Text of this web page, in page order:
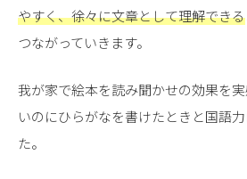
やすく、徐々に文章として理解できる
つながっていきます。
我が家で絵本を読み聞かせの効果を
いのにひらがなを書けたときと国語
た。